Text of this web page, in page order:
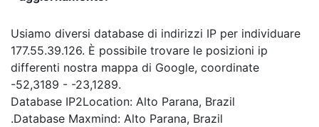
Usiamo diversi database di indirizzi IP per individuare
177.55.39.126. È possibile trovare le posizioni ip
differenti nostra mappa di Google, coordinate
-52,3189 - -23,1289.
Database IP2Location: Alto Parana, Brazil
.Database Maxmind: Alto Parana, Brazil